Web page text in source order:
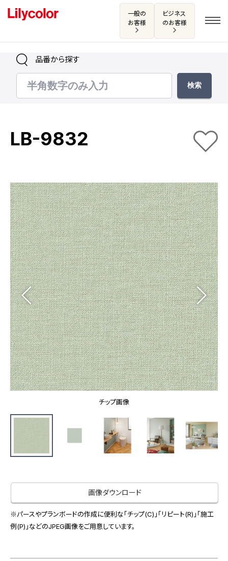
一般の
お客様
ビジネス
のお客様
ログイン・新規会員登録
お気に入り
商品を探す
商品を探す トップ
壁紙
カーテン
床材
ブランド・コレクション
Lilycolor Coordinate 着せ替えシミュレーション
カタログ一覧
カタログ一覧 トップ
壁紙
カーテン
床材
サステナブル商品
ノンワックス床タイル
壁紙機能性ガイド
施工事例
施工事例 トップ
医療・福祉施設
ホテル・オフィス・店舗
モデルハウス
新築戸建・マンション
#リリカラのある暮らし
リリカラノート
ショールーム
ショールーム トップ
東京ショールーム
大阪ショールーム
お客様サポート
お客様サポート トップ
画像ダウンロード
お役立ち資料
サンプル・カタログ請求／お問い合わせ（ビジネスのお客様）
非住宅案件に関するお問い合わせ
スペースソリューション事業
オフィスソリューション事業
会社情報
品番から探す
LB-9832
チップ画像
画像ダウンロード
※パースやプランボードの作成に便利な「チップ(C)」「リピート(R)」「施工
例(P)」などのJPEG画像をご用意しています。